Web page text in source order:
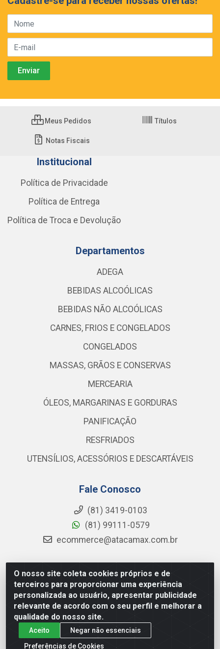
O nosso site coleta cookies próprios e de
terceiros para proporcionar uma experiência
personalizada ao usuário, apresentar publicidade
relevante de acordo com o seu perfil e melhorar a
qualidade do nosso site.
Aceito
Negar não essenciais
Preferências de Cookies
Meus Pedidos Títulos
Notas Fiscais
Institucional
Política de Privacidade
Política de Entrega
Política de Troca e Devolução
Departamentos
ADEGA
BEBIDAS ALCOÓLICAS
BEBIDAS NÃO ALCOÓLICAS
CARNES, FRIOS E CONGELADOS
CONGELADOS
MASSAS, GRÃOS E CONSERVAS
MERCEARIA
ÓLEOS, MARGARINAS E GORDURAS
PANIFICAÇÃO
RESFRIADOS
UTENSÍLIOS, ACESSÓRIOS E DESCARTÁVEIS
Fale Conosco
(81) 3419-0103
(81) 99111-0579
ecommerce@atacamax.com.br
Atacamax Importadora de Alimentos LTDA - RODOVIA BR-
101 - SUL, KM 79,60 GP E GALPAO:D - Muribeca, Jaboatão dos
Guararapes - PE, 54355-010 - CNPJ 08.305.623/0001-84